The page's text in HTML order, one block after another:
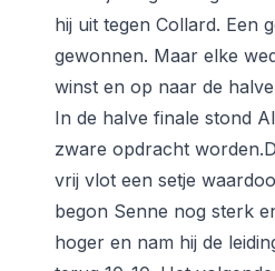
hij uit tegen Collard. Een
gewonnen. Maar elke
winst en op naar de
In de halve finale stond
zware opdracht
vrij vlot een setje
begon Senne nog sterk
hoger en nam hij de